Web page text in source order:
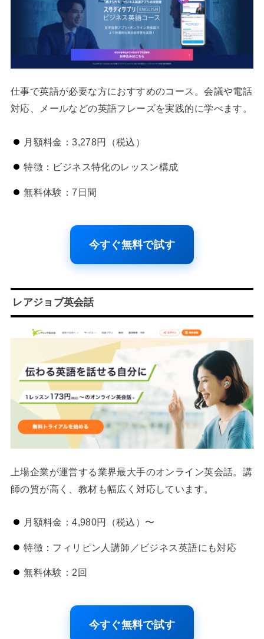
仕事で英語が必要な方におすすめのコース。会議や電話
対応、メールなどの英語フレーズを実践的に学べます。
月額料金：3,278円（税込）
特徴：ビジネス特化のレッスン構成
無料体験：7日間
今すぐ無料で試す
レアジョブ英会話
上場企業が運営する業界最大手のオンライン英会話。講
師の質が高く、教材も幅広く対応しています。
月額料金：4,980円（税込）〜
特徴：フィリピン人講師／ビジネス英語にも対応
無料体験：2回
今すぐ無料で試す